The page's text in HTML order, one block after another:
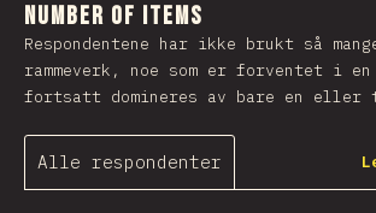
Number of Items
Respondentene har ikke brukt så
rammeverk, noe som er forventet i
fortsatt domineres av bare en eller
Alle respondenter